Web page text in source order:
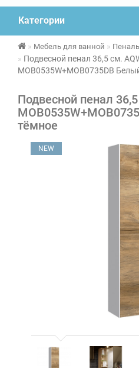
Категории
Мебель для ванной
Подвесной пенал 36,5 см.
MOB0535W+MOB0735DB
Подвесной пенал
тёмное
NEW